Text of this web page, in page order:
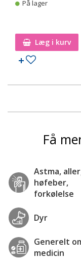
På lager
Læg i kurv
Tilføj til
Få
Astma,
høfeber,
forkølelse
Dyr
Generelt
medicin